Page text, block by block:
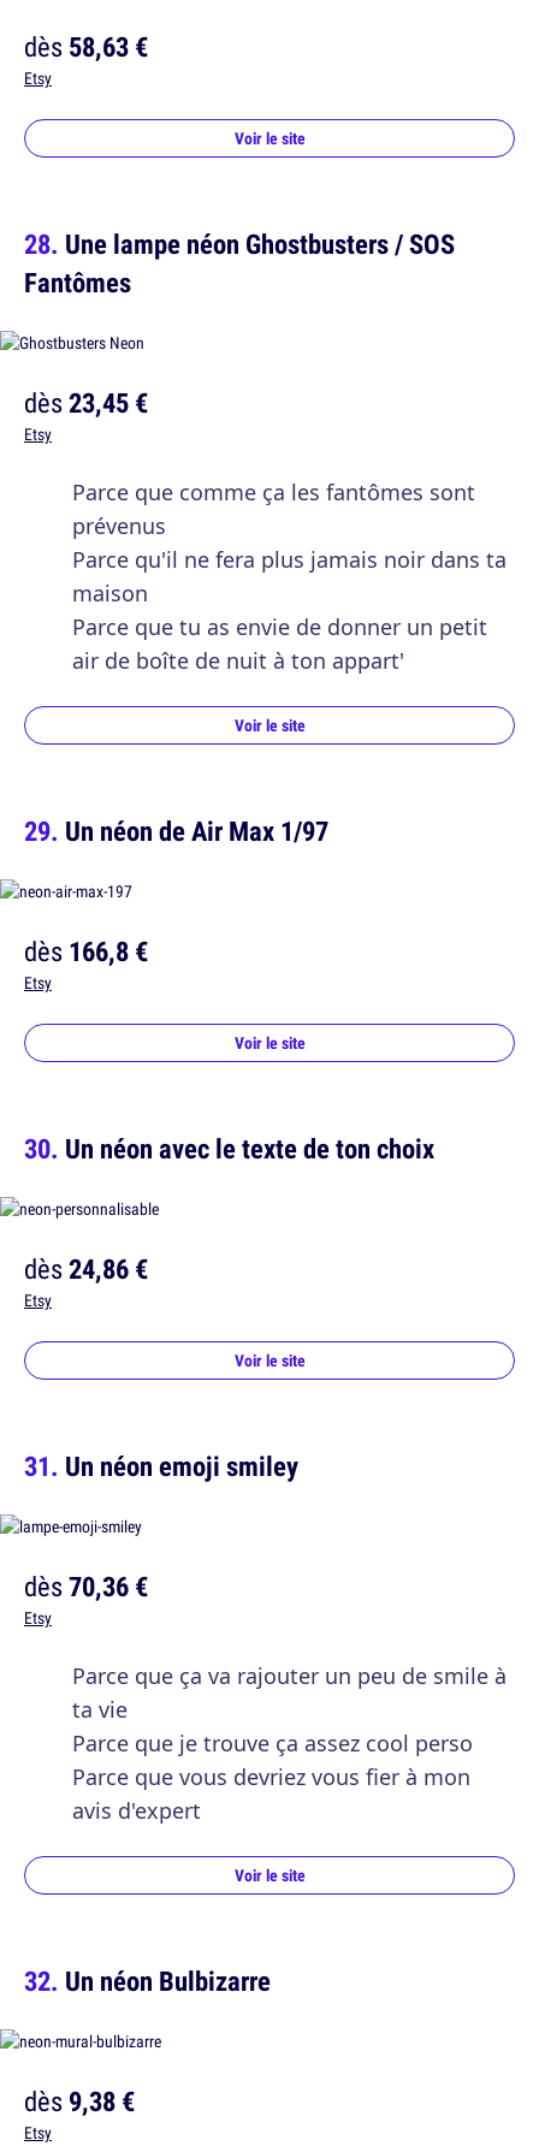
dès58,63 €
Etsy
Voir le site
Une lampe néon Ghostbusters / SOS
Fantômes
dès23,45 €
Etsy
Parce que comme ça les fantômes sont
prévenus
Parce qu'il ne fera plus jamais noir dans ta
maison
Parce que tu as envie de donner un petit
air de boîte de nuit à ton appart'
Voir le site
Un néon de Air Max 1/97
dès166,8 €
Etsy
Voir le site
Un néon avec le texte de ton choix
dès24,86 €
Etsy
Voir le site
Un néon emoji smiley
dès70,36 €
Etsy
Parce que ça va rajouter un peu de smile à
ta vie
Parce que je trouve ça assez cool perso
Parce que vous devriez vous fier à mon
avis d'expert
Voir le site
Un néon Bulbizarre
dès9,38 €
Etsy